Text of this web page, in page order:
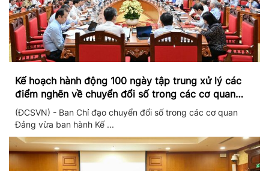
Kế hoạch hành động 100 ngày tập trung xử lý các
điểm nghẽn về chuyển đổi số trong các cơ quan
Đảng
(ĐCSVN) - Ban Chỉ đạo chuyển đổi số trong các cơ quan
Đảng vừa ban hành Kế ...